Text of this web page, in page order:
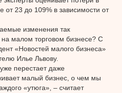
от 23 до 109% в зависимости от
изменения так
на малом торговом бизнесе? С
«Новостей малого бизнеса»
Илье Львову.
перестает даже
малый бизнес, о чем мы
«утюга», – считает